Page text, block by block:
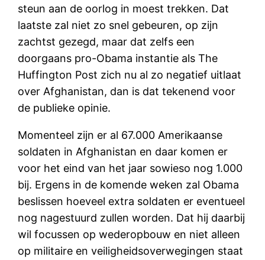
steun aan de oorlog in moest trekken. Dat
laatste zal niet zo snel gebeuren, op zijn
zachtst gezegd, maar dat zelfs een
doorgaans pro-Obama instantie als The
Huffington Post zich nu al zo negatief uitlaat
over Afghanistan, dan is dat tekenend voor
de publieke opinie.
Momenteel zijn er al 67.000 Amerikaanse
soldaten in Afghanistan en daar komen er
voor het eind van het jaar sowieso nog 1.000
bij. Ergens in de komende weken zal Obama
beslissen hoeveel extra soldaten er eventueel
nog nagestuurd zullen worden. Dat hij daarbij
wil focussen op wederopbouw en niet alleen
op militaire en veiligheidsoverwegingen staat